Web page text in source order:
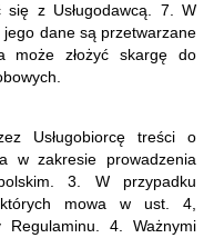
się z Usługodawcą. 7. W
jego dane są przetwarzane
może złożyć skargę do
Usługobiorcę treści o
w zakresie prowadzenia
3. W przypadku
mowa w ust. 4,
Regulaminu. 4. Ważnymi